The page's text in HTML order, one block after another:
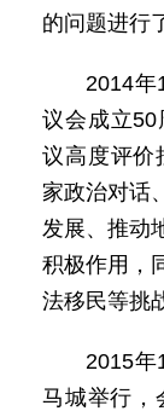
的问题进行
2014年
议会成立
议高度评价
家政治对话
发展、推动
积极作用，
法移民等挑
2015年
马城举行，